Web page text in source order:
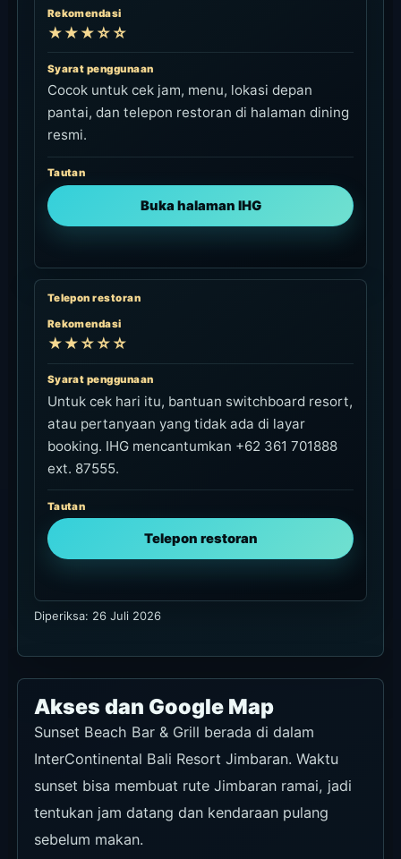
Rekomendasi
★★★☆☆
Syarat penggunaan
Cocok untuk cek jam, menu, lokasi depan
pantai, dan telepon restoran di halaman dining
resmi.
Tautan
Buka halaman IHG
Telepon restoran
Rekomendasi
★★☆☆☆
Syarat penggunaan
Untuk cek hari itu, bantuan switchboard resort,
atau pertanyaan yang tidak ada di layar
booking. IHG mencantumkan +62 361 701888
ext. 87555.
Tautan
Telepon restoran
Diperiksa: 26 Juli 2026
Akses dan Google Map
Sunset Beach Bar & Grill berada di dalam
InterContinental Bali Resort Jimbaran. Waktu
sunset bisa membuat rute Jimbaran ramai, jadi
tentukan jam datang dan kendaraan pulang
sebelum makan.